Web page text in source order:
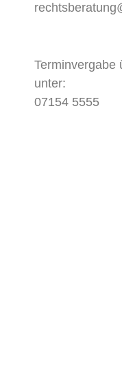
Terminvergabe
unter:
07154 5555